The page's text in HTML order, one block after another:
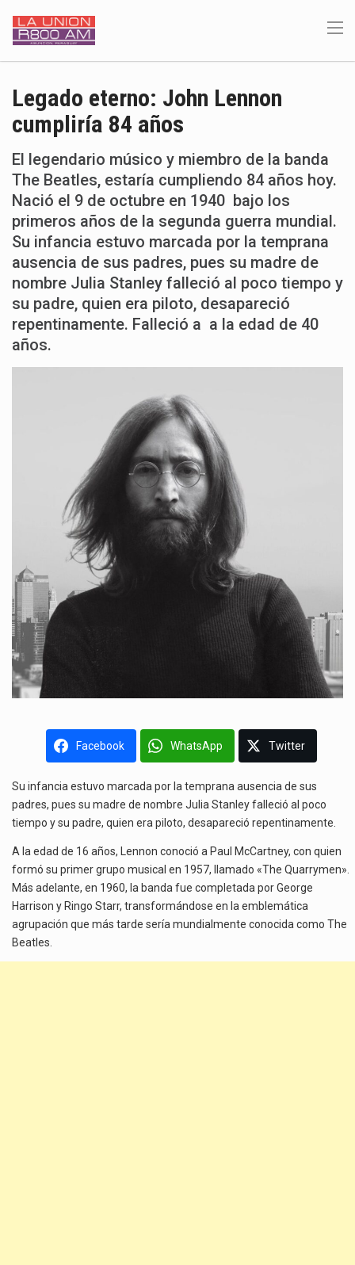
Legado eterno: John Lennon
cumpliría 84 años
El legendario músico y miembro de la banda
The Beatles, estaría cumpliendo 84 años hoy.
Nació el 9 de octubre en 1940 bajo los
primeros años de la segunda guerra mundial.
Su infancia estuvo marcada por la temprana
ausencia de sus padres, pues su madre de
nombre Julia Stanley falleció al poco tiempo y
su padre, quien era piloto, desapareció
repentinamente. Falleció a a la edad de 40
años.
Facebook WhatsApp Twitter
Su infancia estuvo marcada por la temprana ausencia de sus
padres, pues su madre de nombre Julia Stanley falleció al poco
tiempo y su padre, quien era piloto, desapareció repentinamente.
A la edad de 16 años, Lennon conoció a Paul McCartney, con quien
formó su primer grupo musical en 1957, llamado «The Quarrymen».
Más adelante, en 1960, la banda fue completada por George
Harrison y Ringo Starr, transformándose en la emblemática
agrupación que más tarde sería mundialmente conocida como The
Beatles.